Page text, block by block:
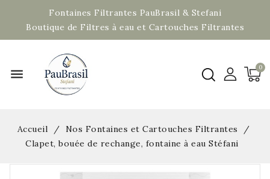
Fontaines Filtrantes PauBrasil & Stefani
Boutique de Filtres à eau et Cartouches Filtrantes
menu
Accueil
Nos Fontaines et Cartouches Filtrantes
Clapet, bouée de rechange, fontaine à eau Stéfani